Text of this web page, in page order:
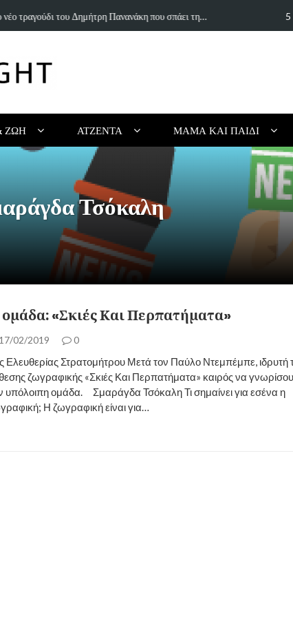
ένα Δημιουργικό Καλοκαίρι Χωρίς Οθόνες (για Παιδιά…
ΖΩΉ ΑΤΖΈΝΤΑ ΜΑΜΆ ΚΑΙ ΠΑΙΔΊ
Τσόκαλη
«Σκιές Και Περπατήματα»
02/2019 0
Ελευθερίας Στρατομήτρου Μετά τον Παύλο Ντεμπέμπε, ιδρυτή
ζωγραφικής «Σκιές Και Περπατήματα» καιρός να
υπόλοιπη ομάδα. Σμαράγδα Τσόκαλη Τι σημαίνει για εσένα η
Η ζωγραφική είναι για…